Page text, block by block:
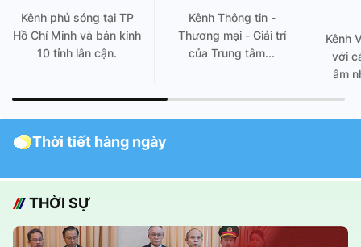
Kênh phủ sóng tại TP
Hồ Chí Minh và bán kính
10 tỉnh lân cận.
Kênh Thông tin -
Thương mại - Giải trí
của Trung tâm...
Kênh
với
âm
Thời tiết hàng ngày
THỜI SỰ